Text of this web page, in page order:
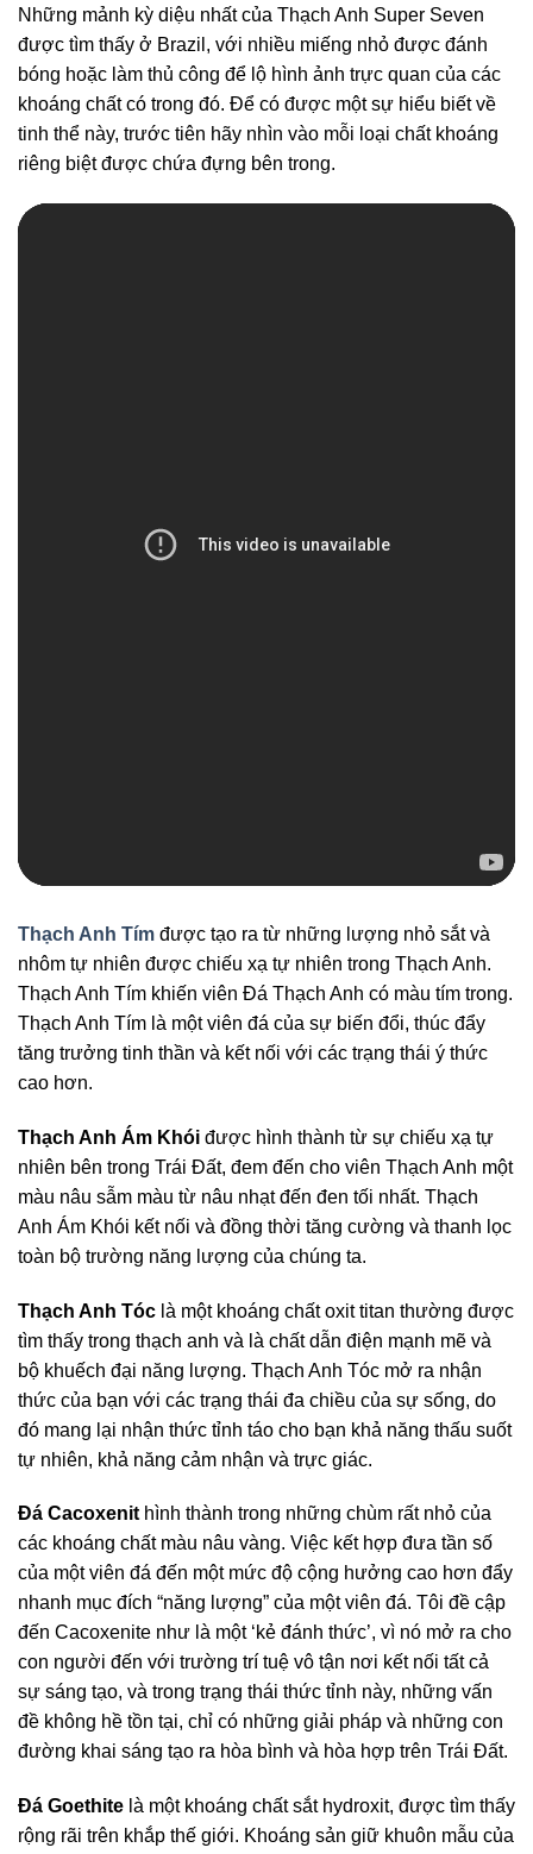
Những mảnh kỳ diệu nhất của Thạch Anh Super Seven
được tìm thấy ở Brazil, với nhiều miếng nhỏ được đánh
bóng hoặc làm thủ công để lộ hình ảnh trực quan của các
khoáng chất có trong đó. Để có được một sự hiểu biết về
tinh thể này, trước tiên hãy nhìn vào mỗi loại chất khoáng
riêng biệt được chứa đựng bên trong.
Thạch Anh Tím được tạo ra từ những lượng nhỏ sắt và
nhôm tự nhiên được chiếu xạ tự nhiên trong Thạch Anh.
Thạch Anh Tím khiến viên Đá Thạch Anh có màu tím trong.
Thạch Anh Tím là một viên đá của sự biến đổi, thúc đẩy
tăng trưởng tinh thần và kết nối với các trạng thái ý thức
cao hơn.
Thạch Anh Ám Khói được hình thành từ sự chiếu xạ tự
nhiên bên trong Trái Đất, đem đến cho viên Thạch Anh một
màu nâu sẫm màu từ nâu nhạt đến đen tối nhất. Thạch
Anh Ám Khói kết nối và đồng thời tăng cường và thanh lọc
toàn bộ trường năng lượng của chúng ta.
Thạch Anh Tóc là một khoáng chất oxit titan thường được
tìm thấy trong thạch anh và là chất dẫn điện mạnh mẽ và
bộ khuếch đại năng lượng. Thạch Anh Tóc mở ra nhận
thức của bạn với các trạng thái đa chiều của sự sống, do
đó mang lại nhận thức tỉnh táo cho bạn khả năng thấu suốt
tự nhiên, khả năng cảm nhận và trực giác.
Đá Cacoxenit hình thành trong những chùm rất nhỏ của
các khoáng chất màu nâu vàng. Việc kết hợp đưa tần số
của một viên đá đến một mức độ cộng hưởng cao hơn đẩy
nhanh mục đích “năng lượng” của một viên đá. Tôi đề cập
đến Cacoxenite như là một ‘kẻ đánh thức’, vì nó mở ra cho
con người đến với trường trí tuệ vô tận nơi kết nối tất cả
sự sáng tạo, và trong trạng thái thức tỉnh này, những vấn
đề không hề tồn tại, chỉ có những giải pháp và những con
đường khai sáng tạo ra hòa bình và hòa hợp trên Trái Đất.
Đá Goethite là một khoáng chất sắt hydroxit, được tìm thấy
rộng rãi trên khắp thế giới. Khoáng sản giữ khuôn mẫu của